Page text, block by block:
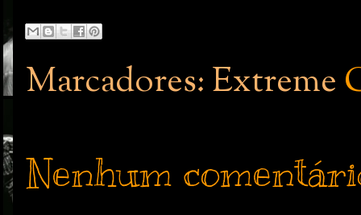
Marcadores: Extreme
Nenhum